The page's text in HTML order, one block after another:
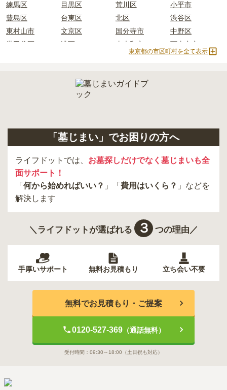
練馬区
目黒区 荒川区
小平市
豊島区
台東区 北区
渋谷区
東村山市
文京区 国分寺市
中野区
世田谷区
港区 東大和市
西東京市
町田市 府中市
昭島市
葛飾区 墨田区
杉並区
東京都の市区町村を全て表示
「墓じまい」でお困りの方へ
ライフドットでは、 お墓探しだけでなく墓じまいも全
面サポート！
「 何から始めればいい？ 」「 費用はいくら？ 」などを
解決します
＼ライフドットが選ばれる ３ つの理由／
手厚いサポート 無料お見積もり 立ち会い不要
無料でお見積もり・ご提案
0120-527-369（通話無料）
受付時間： 09:30～18:00 （土日祝も対応）